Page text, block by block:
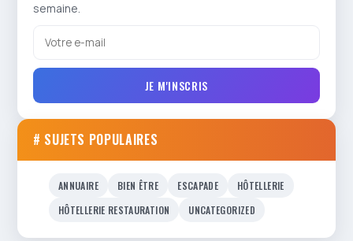
semaine.
JE M'INSCRIS
# SUJETS POPULAIRES
ANNUAIRE BIEN ÊTRE ESCAPADE
HÔTELLERIE
HÔTELLERIE RESTAURATION
UNCATEGORIZED